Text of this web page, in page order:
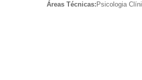
Áreas Técnicas: Psicologia